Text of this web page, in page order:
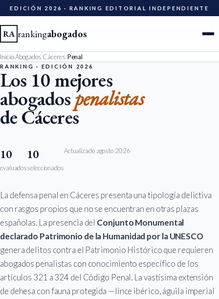
EDICIÓN 2026 · RANKING EDITORIAL INDEPENDIENTE
RA rankingabogados
Ciudades
Especialidades
Diccionario
Metodología
Inicio›Abogados Cáceres›Penal
RANKING · EDICIÓN 2026
Los 10 mejores
abogadospenalistas
de Cáceres
10
evaluados
10
seleccionados
Actualizado agosto 2026
La defensa penal en Cáceres presenta una tipología delictiva
con rasgos propios que no se encuentran en otras plazas
españolas. La presencia del Conjunto Monumental
declarado Patrimonio de la Humanidad por la UNESCO
genera delitos contra el Patrimonio Histórico que requieren
abogados penalistas con conocimiento específico de los
artículos 321 a 324 del Código Penal. La vastísima extensión
de dehesa con fauna protegida —lince ibérico, águila imperial